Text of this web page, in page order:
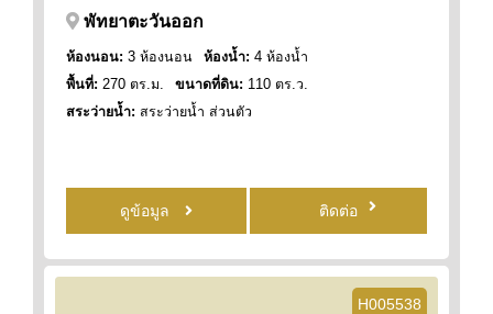
พัทยาตะวันออก
ห้องนอน: 3 ห้องนอน ห้องน้ำ: 4 ห้องน้ำ
พื้นที่: 270 ตร.ม. ขนาดที่ดิน: 110 ตร.ว.
สระว่ายน้ำ: สระว่ายน้ำ ส่วนตัว
ดูข้อมูล ติดต่อ
H005538